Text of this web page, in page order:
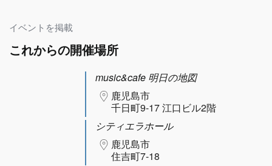
イベントを掲載
これからの開催場所
music&cafe 明日の地図
鹿児島市
千日町9-17 江口ビル2階
シティエラホール
鹿児島市
住吉町7-18